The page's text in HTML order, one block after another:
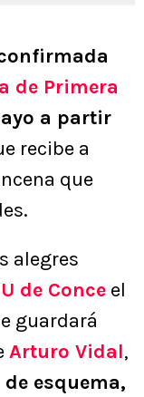
de Primera
a partir
recibe a
que
alegres
de Conce el
guardará
Arturo Vidal,
esquema,